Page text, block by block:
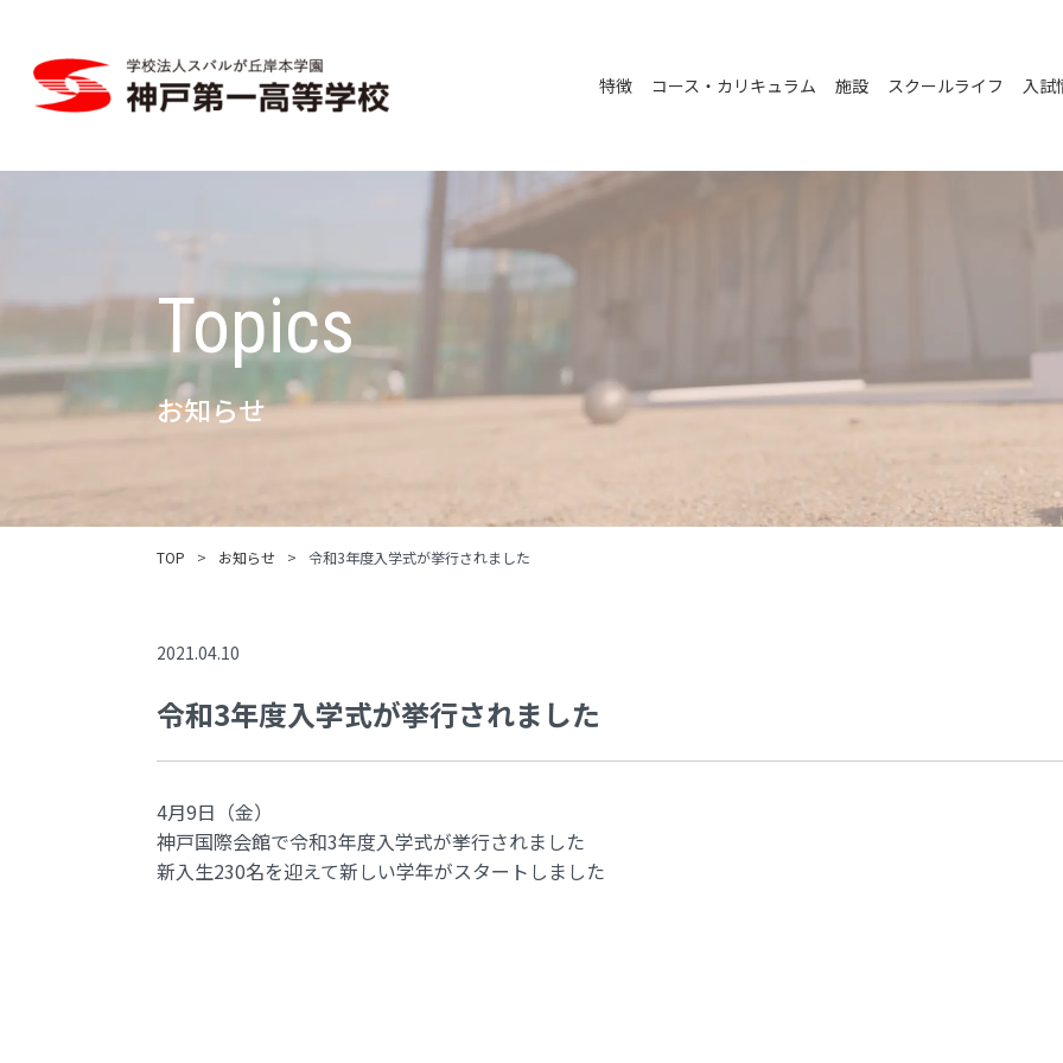
特徴 コース・カリキュラム 施設 スクールライフ 入試
Topics
お知らせ
TOP > お知らせ > 令和3年度入学式が挙行されました
2021.04.10
令和3年度入学式が挙行されました
4月9日（金）
神戸国際会館で令和3年度入学式が挙行されました
新入生230名を迎えて新しい学年がスタートしました